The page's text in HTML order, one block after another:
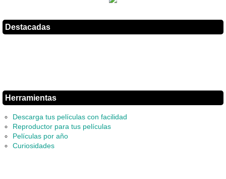
Destacadas
Herramientas
Descarga tus películas con facilidad
Reproductor para tus películas
Películas por año
Curiosidades